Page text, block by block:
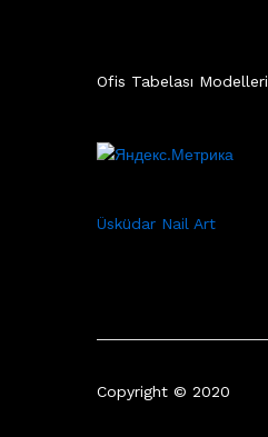
Ofis Tabelası Modelleri
Üsküdar Nail Art
Copyright © 2020